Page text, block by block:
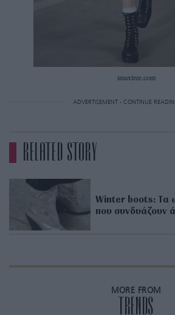
imaxtree.com
ADVERTISEMENT - CONTINUE
RELATED STORY
Winter boots: Τα
που συνδυάζουν
MORE FROM
TRENDS